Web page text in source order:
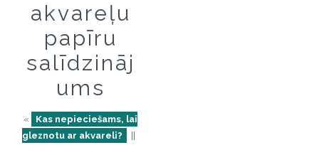
akvareļu
papīru
salīdzināj
ums
«
Kas nepieciešams, lai
gleznotu ar akvareli?